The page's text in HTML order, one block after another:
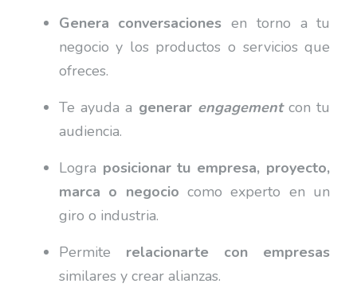
Genera conversaciones en torno a tu
negocio y los productos o servicios que
ofreces.
Te ayuda a generar engagementcon tu
audiencia.
Logra posicionar tu empresa, proyecto,
marca o negocio como experto en un
giro o industria.
Permite relacionarte con empresas
similares y crear alianzas.